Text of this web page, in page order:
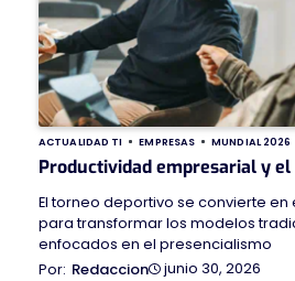
ACTUALIDAD TI EMPRESAS MUNDIAL 2026
Productividad empresarial y
El torneo deportivo se convierte
para transformar los modelos
enfocados en el presencialismo
Redaccion
junio 30, 2026